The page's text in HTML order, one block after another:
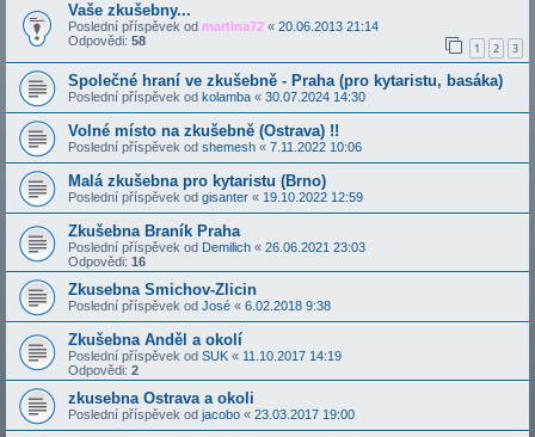
Vaše zkušebny...
Poslední příspěvek od martina72 « 20.06.2013 21:14
Odpovědi: 58 1 2 3
Společné hraní ve zkušebně - Praha (pro kytaristu, basáka)
Poslední příspěvek od kolamba « 30.07.2024 14:30
Volné místo na zkušebně (Ostrava) !!
Poslední příspěvek od shemesh « 7.11.2022 10:06
Malá zkušebna pro kytaristu (Brno)
Poslední příspěvek od gisanter « 19.10.2022 12:59
Zkušebna Braník Praha
Poslední příspěvek od Demilich « 26.06.2021 23:03
Odpovědi: 16
Zkusebna Smichov-Zlicin
Poslední příspěvek od José « 6.02.2018 9:38
Zkušebna Anděl a okolí
Poslední příspěvek od SUK « 11.10.2017 14:19
Odpovědi: 2
zkusebna Ostrava a okoli
Poslední příspěvek od jacobo « 23.03.2017 19:00